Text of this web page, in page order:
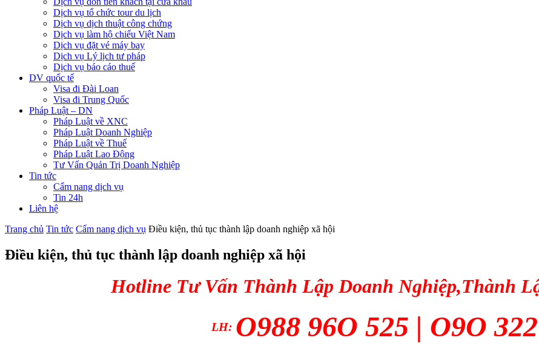
Dịch vụ tổ chức tour du lịch
Dịch vụ dịch thuật công chứng
Dịch vụ làm hộ chiếu Việt Nam
Dịch vụ đặt vé máy bay
Dịch vụ Lý lịch tư pháp
Dịch vụ báo cáo thuế
DV quốc tế
Visa đi Đài Loan
Visa đi Trung Quốc
Pháp Luật – DN
Pháp Luật về XNC
Pháp Luật Doanh Nghiệp
Pháp Luật về Thuế
Pháp Luật Lao Động
Tư Vấn Quản Trị Doanh Nghiệp
Tin tức
Cẩm nang dịch vụ
Tin 24h
Liên hệ
Trang chủ Tin tức Cẩm nang dịch vụ Điều kiện, thủ tục thành lập doanh nghiệp xã hội
Điều kiện, thủ tục thành lập doanh nghiệp xã hội
Hotline Tư Vấn Thành Lập Doanh Nghiệp,Thành
LH: O988 96O 525 | O9O